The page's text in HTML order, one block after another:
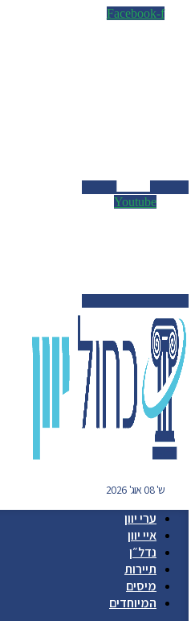
Facebook-f
Youtube
ש' 08 אוג' 2026
ערי יוון
איי יוון
נדל״ן
תיירות
מיסים
המיוחדים